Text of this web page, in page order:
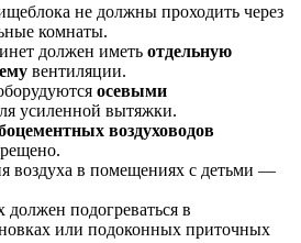
не должны проходить через
комнаты.
должен иметь отдельную
вентиляции.
осевыми
усиленной вытяжки.
воздуховодов
воздуха в помещениях с детьми —
подогреваться в
или подоконных приточных